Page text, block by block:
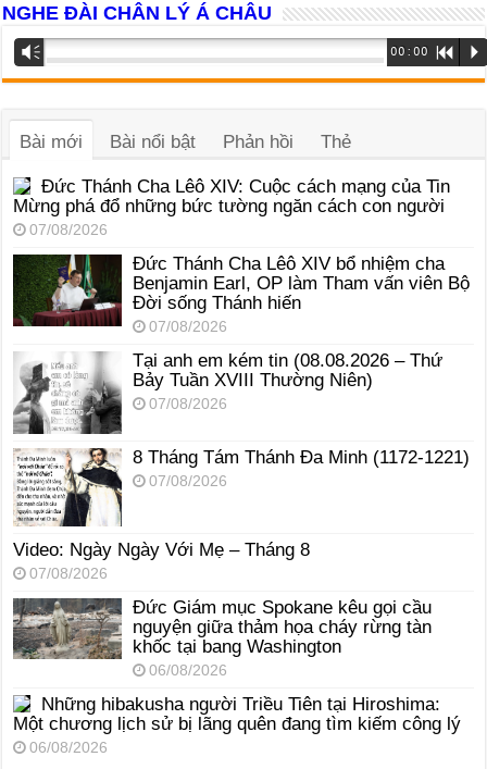
NGHE ĐÀI CHÂN LÝ Á CHÂU
Trình
phát
âm
Vm 00:00 R P
Bài mới Bài nổi bật Phản hồi Thẻ
Đức Thánh Cha Lêô XIV: Cuộc cách mạng của Tin
Mừng phá đổ những bức tường ngăn cách con người
07/08/2026
Đức Thánh Cha Lêô XIV bổ nhiệm cha
Benjamin Earl, OP làm Tham vấn viên Bộ
Đời sống Thánh hiến
07/08/2026
Tại anh em kém tin (08.08.2026 – Thứ
Bảy Tuần XVIII Thường Niên)
07/08/2026
8 Tháng Tám Thánh Ða Minh (1172-1221)
07/08/2026
Video: Ngày Ngày Với Mẹ – Tháng 8
07/08/2026
Đức Giám mục Spokane kêu gọi cầu
nguyện giữa thảm họa cháy rừng tàn
khốc tại bang Washington
06/08/2026
Những hibakusha người Triều Tiên tại Hiroshima:
Một chương lịch sử bị lãng quên đang tìm kiếm công lý
06/08/2026